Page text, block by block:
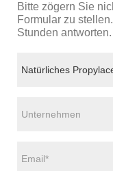
Bitte zögern Sie
Formular zu
Stunden antworten.